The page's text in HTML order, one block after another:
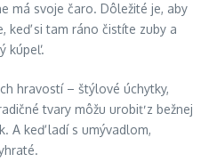
má svoje čaro. Dôležité je, aby
keď si tam ráno čistíte zuby a
kúpeľ.
hravostí – štýlové úchytky,
tvary môžu urobiť z bežnej
A keď ladí s umývadlom,